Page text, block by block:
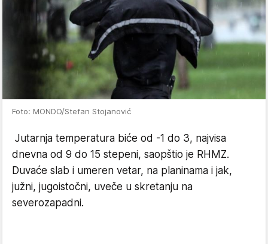
Foto: MONDO/Stefan Stojanović
Jutarnja temperatura biće od -1 do 3, najvisa
dnevna od 9 do 15 stepeni, saopštio je RHMZ.
Duvaće slab i umeren vetar, na planinama i jak,
južni, jugoistočni, uveče u skretanju na
severozapadni.